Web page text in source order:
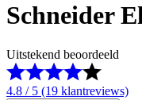
Schneider
Uitstekend beoordeeld
4.8 / 5 (19 klantreviews)